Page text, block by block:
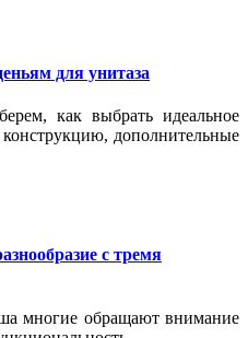
для унитаза
как выбрать идеальное
дополнительные
с тремя
многие обращают внимание